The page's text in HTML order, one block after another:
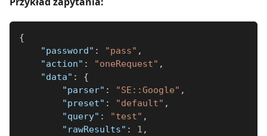
{
"password" : "pass" ,
"action" : "oneRequest" ,
"data" :
{
"parser" : "SE::Google" ,
"preset" : "default" ,
"query" : "test" ,
"rawResults" : 1 ,